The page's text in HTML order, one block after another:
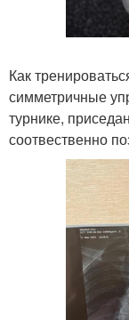
Как
симметричные
турнике,
соотвественно